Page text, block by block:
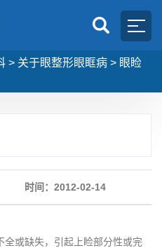
> 关于眼整形眼眶病 > 眼睑
时间：2012-02-14
或缺失，引起上睑部分性或完